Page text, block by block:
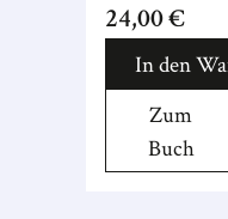
unglaublich
packender
Roman, eine
moderne
Romeo-und-
Julia-
24,00 €
In den
Zum
Buch